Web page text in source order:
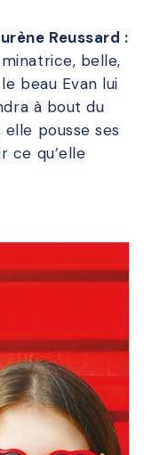
Reussard :
belle,
beau Evan lui
à bout du
pousse ses
ce qu’elle